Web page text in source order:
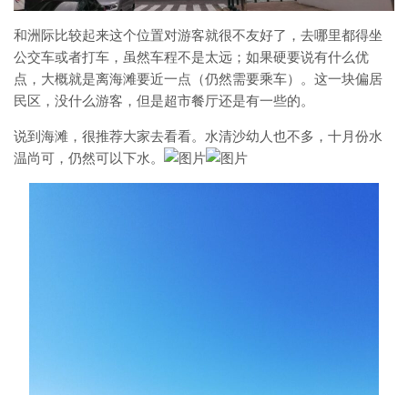
和洲际比较起来这个位置对游客就很不友好了，去哪里都得坐
公交车或者打车，虽然车程不是太远；如果硬要说有什么优
点，大概就是离海滩要近一点（仍然需要乘车）。这一块偏居
民区，没什么游客，但是超市餐厅还是有一些的。
说到海滩，很推荐大家去看看。水清沙幼人也不多，十月份水
温尚可，仍然可以下水。